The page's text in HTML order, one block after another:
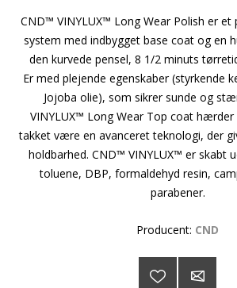
CND™ VINYLUX™ Long Wear Polish er et
system med indbygget base coat og en
den kurvede pensel, 8 1/2 minuts
Er med plejende egenskaber (styrkende
Jojoba olie), som sikrer sunde og
VINYLUX™ Long Wear Top coat hærder
takket være en avanceret teknologi, der
holdbarhed. CND™ VINYLUX™ er skabt
toluene, DBP, formaldehyd resin,
parabener.
Producent: CND